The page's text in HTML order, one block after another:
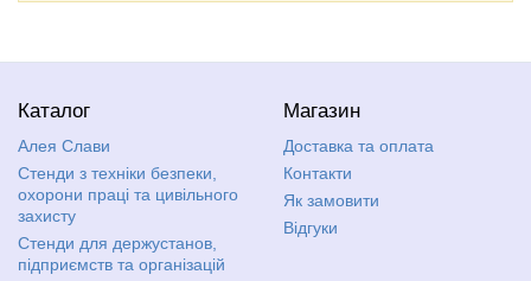
Каталог
Алея Слави
Стенди з техніки безпеки,
охорони праці та цивільного
захисту
Стенди для держустанов,
підприємств та організацій
Магазин
Доставка та оплата
Контакти
Як замовити
Відгуки